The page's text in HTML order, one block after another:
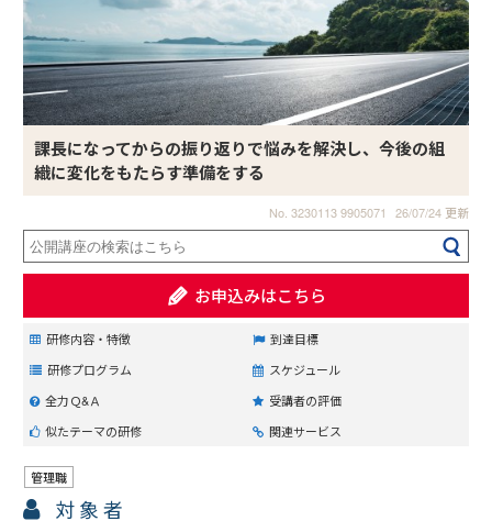
課長になってからの振り返りで悩みを解決し、今後の組
織に変化をもたらす準備をする
No. 3230113 9905071 26/07/24 更新
お申込みはこちら
研修内容・特徴
到達目標
研修プログラム
スケジュール
全力Ｑ&Ａ
受講者の評価
似たテーマの研修
関連サービス
対象者
管理職